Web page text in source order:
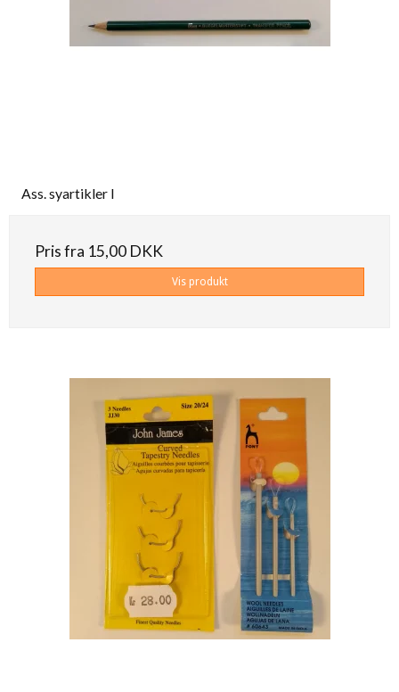
Ass. syartikler I
Pris fra 15,00 DKK
Vis produkt